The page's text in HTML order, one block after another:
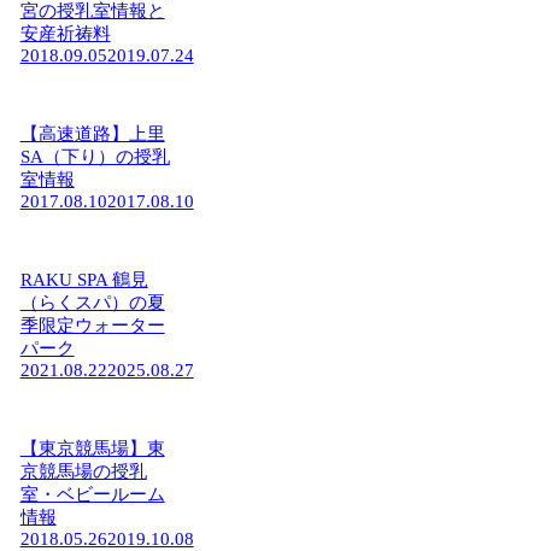
宮の授乳室情報と
安産祈祷料
2018.09.052019.07.24
【高速道路】上里
SA（下り）の授乳
室情報
2017.08.102017.08.10
RAKU SPA 鶴見
（らくスパ）の夏
季限定ウォーター
パーク
2021.08.222025.08.27
【東京競馬場】東
京競馬場の授乳
室・ベビールーム
情報
2018.05.262019.10.08